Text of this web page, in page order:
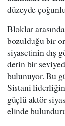
düzeyde
Bloklar
bozulduğu bir
siyasetinin dış
derin bir
bulunuyor. Bu
Sistani
güçlü aktör
elinde